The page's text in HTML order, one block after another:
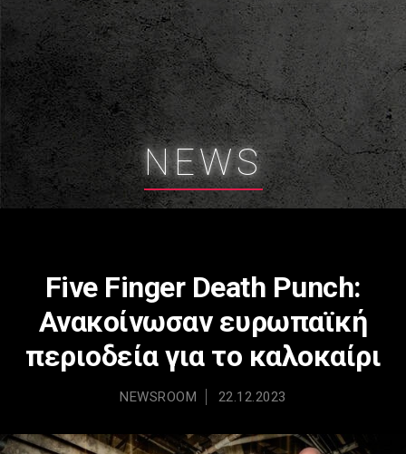
NEWS
Five Finger Death Punch:
Ανακοίνωσαν ευρωπαϊκή
περιοδεία για το καλοκαίρι
NEWSROOM 22.12.2023